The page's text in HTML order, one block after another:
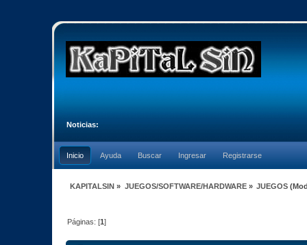
Noticias:
Inicio Ayuda Buscar Ingresar Registrarse
KAPITALSIN » JUEGOS/SOFTWARE/HARDWARE» JUEGOS
Páginas: [1]